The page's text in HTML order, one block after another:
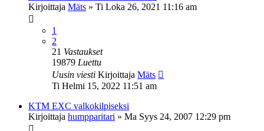
Kirjoittaja Mäts » Ti Loka 26, 2021 11:16 am
1
2
21 Vastaukset
19879 Luettu
Uusin viesti Kirjoittaja Mäts
Ti Helmi 15, 2022 11:51 am
KTM EXC valkokilpiseksi
Kirjoittaja humpparitari » Ma Syys 24, 2007 12:29 pm